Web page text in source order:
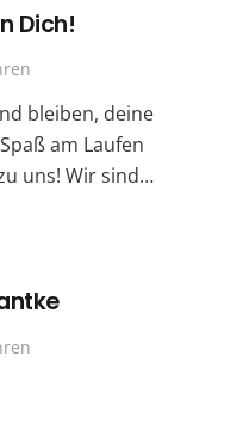
Dich!
bleiben, deine
am Laufen
uns! Wir sind…